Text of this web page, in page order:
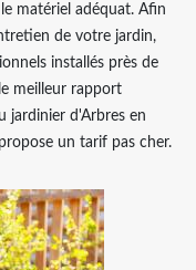
matériel adéquat. Afin
de votre jardin,
installés près de
meilleur rapport
jardinier d'Arbres en
un tarif pas cher.